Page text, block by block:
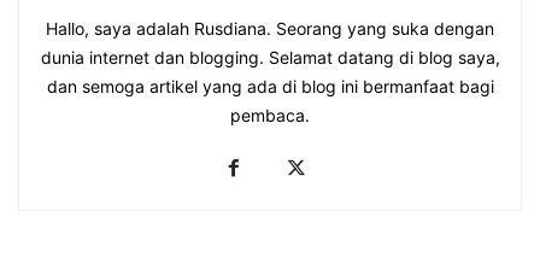
Hallo, saya adalah Rusdiana. Seorang yang suka dengan
dunia internet dan blogging. Selamat datang di blog saya,
dan semoga artikel yang ada di blog ini bermanfaat bagi
pembaca.